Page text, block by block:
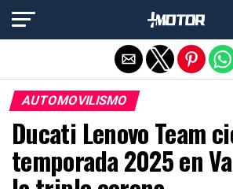
AUTOMOVILISMO
Ducati Lenovo Team
temporada 2025 en
Salir de la versión